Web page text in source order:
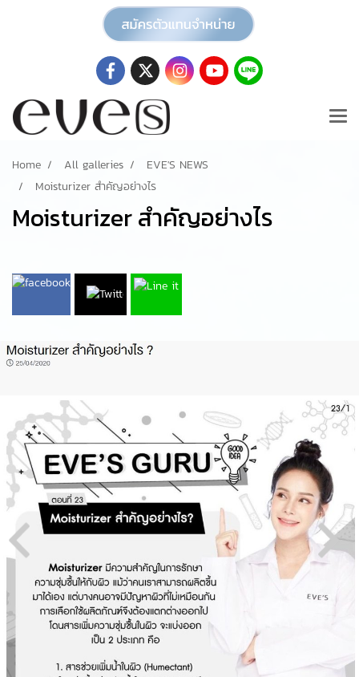
Home All galleries
EVE'S NEWS
Moisturizer สำคัญอย่างไร
Moisturizer สำคัญอย่างไร